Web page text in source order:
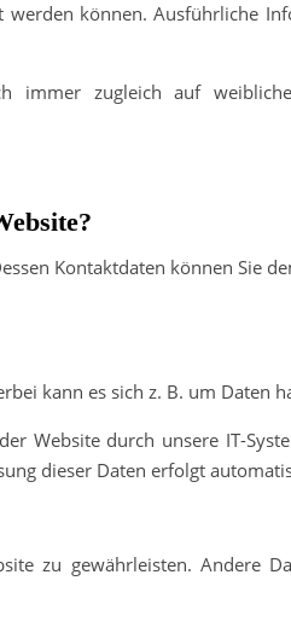
können. Ausführliche
immer zugleich auf
Kontaktdaten können Sie
kann es sich z. B. um Daten
Website durch unsere IT-
dieser Daten erfolgt
zu gewährleisten. Andere